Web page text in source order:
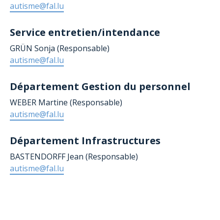
autisme@fal.lu
Service entretien/intendance
GRÜN Sonja (Responsable)
autisme@fal.lu
Département Gestion du personnel
WEBER Martine (Responsable)
autisme@fal.lu
Département Infrastructures
BASTENDORFF Jean (Responsable)
autisme@fal.lu